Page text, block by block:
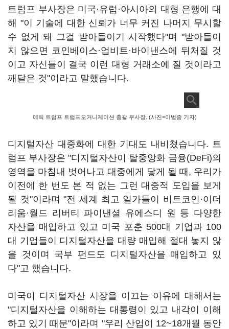
트럼프 부사장은 미국·유럽·아시아의 대형 은행에 대
해 "이 기술에 대한 신뢰가 너무 커진 나머지 무시할
수 없게 돼 그걸 받아들이기 시작했다"며 "받아들이
지 않으면 코인베이스·업비트·바이낸스에 뒤처질 것
이고 자신들이 결국 이런 대형 거래소에 질 것이라고
깨달은 것"이라고 말했습니다.
에릭 트럼프 트럼프오거니제이션 총괄 부사장. (사진=이범종 기자)
디지털자산 대중화에 대한 기대도 내비쳤습니다. 트
럼프 부사장은 "디지털자산이 탈중앙화 금융(DeFi)의
영역을 마침내 벗어나고 대중에게 닿게 될 때, 우리가
이전에 한 번도 본 적 없는 그런 대중적 도입을 보게
될 것"이라며 "전 세계 최고 일가들이 비트코인·이더
리움·월드 리버티 파이낸셜 유에스디 원 등 다양한
자산을 매입하고 있고 미국 포춘 500대 기업과 100
대 기업들이 디지털자산을 대량 매입해 절대 놓지 않
을 것이며 국부 펀드도 디지털자산을 매입하고 있
다"고 했습니다.
미국이 디지털자산 시장을 이끄는 이유에 대해서는
"디지털자산을 이해하는 대통령이 있고 내각이 이해
하고 있기 때문"이라며 "우리 산업이 12~18개월 동안